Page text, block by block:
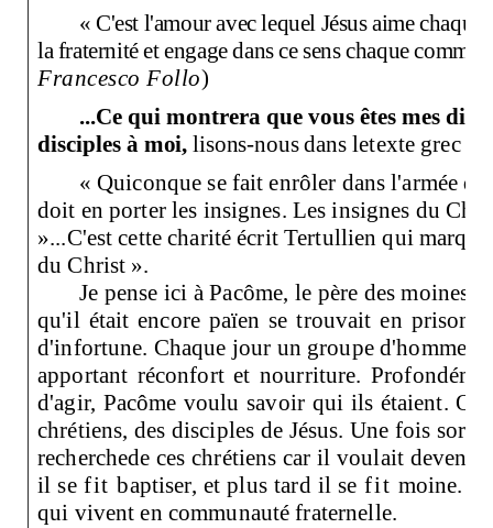
« C'est l'amour avec lequel Jésus aime
la fraternité et engage dans ce sens chaque
Francesco Follo)
...Ce qui montrera que vous êtes mes
disciples à moi, lisons-nous dans letexte grec
« Quiconque se fait enrôler dans l'armée
doit en porter les insignes. Les insignes du
»...C'est cette charité écrit Tertullien qui
du Christ ».
Je pense ici à Pacôme, le père des moines
qu'il était encore païen se trouvait en prison
d'infortune. Chaque jour un groupe d'hommes
apportant réconfort et nourriture.
d'agir, Pacôme voulu savoir qui ils étaient.
chrétiens, des disciples de Jésus. Une fois sorti
recherchede ces chrétiens car il voulait devenir
il se fit baptiser, et plus tard il se fit moine. Il
qui vivent en communauté fraternelle.